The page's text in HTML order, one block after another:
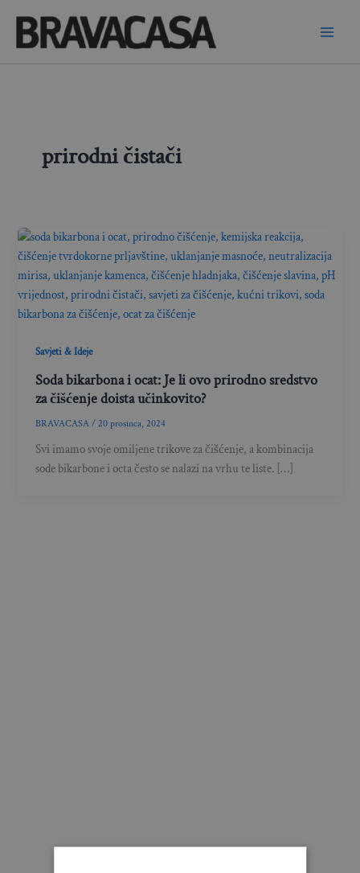
content
prirodni čistači
Savjeti & Ideje
Soda bikarbona i ocat: Je li ovo prirodno sredstvo
za čišćenje doista učinkovito?
BRAVACASA/20 prosinca, 2024
Svi imamo svoje omiljene trikove za čišćenje, a kombinacija
sode bikarbone i octa često se nalazi na vrhu te liste. […]